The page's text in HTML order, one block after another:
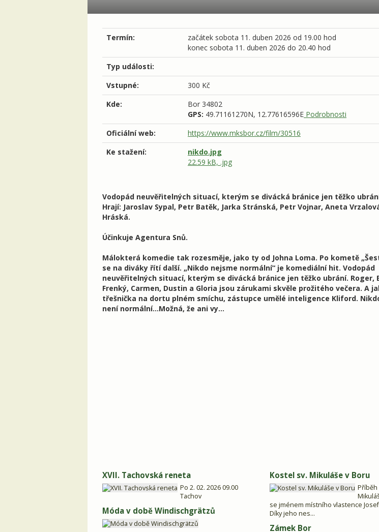
Termín: začátek sobota 11. duben 2026 od 19.00 hod
konec sobota 11. duben 2026 do 20.40 hod
Typ události:
Vstupné:
300 Kč
Kde:
Bor 34802
GPS: 49.71161270N, 12.77616596E Podrobnosti
Oficiální web:
https://www.mksbor.cz/film/30516
Ke stažení:
nikdo.jpg
22.59 kB, .jpg
Vodopád neuvěřitelných situací, kterým se divácká bránice jen těžko
Hrají: Jaroslav Sypal, Petr Batěk, Jarka Stránská, Petr Vojnar, Aneta
Hráská.
Účinkuje Agentura Snů.
Málokterá komedie tak rozesměje, jako ty od Johna Loma. Po kometě
se na diváky řítí další. „Nikdo nejsme normální“ je komediální hit. Vodopád
neuvěřitelných situací, kterým se divácká bránice jen těžko ubrání. Roger,
Frenký, Carmen, Dustin a Gloria jsou zárukami skvěle prožitého večera. A
třešnička na dortu plném smíchu, zástupce umělé inteligence Kliford.
není normální…Možná, že ani vy…
XVII. Tachovská reneta
Po 2. 02. 2026 09.00
Tachov
Móda v době Windischgrätzů
Kostel sv. Mikuláše v Boru
Příběh
se jménem místního vlastence
Díky jeho nes...
Zámek Bor